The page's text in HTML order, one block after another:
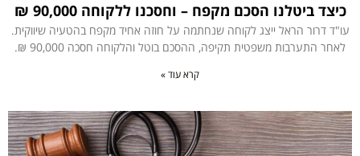
כיצד ביטלנו הסכם מקפח – וחסכנו ללקוחה 90,000 ₪
עו"ד דרור הראל ייצג לקוחה שנחתמה על חוזה אחיד מקפח בהטעיה שיווקית.
לאחר התערבות משפטית תקיפה, ההסכם בוטל והלקוחה חסכה 90,000 ₪.
קרא עוד »